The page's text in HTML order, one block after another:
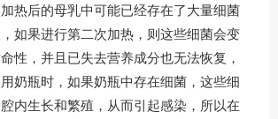
热后的母乳中可能已经存在了大量细菌
如果进行第二次加热，则这些细菌会变
性，并且已失去营养成分也无法恢复，
奶瓶时，如果奶瓶中存在细菌，这些细
内生长和繁殖，从而引起感染，所以在